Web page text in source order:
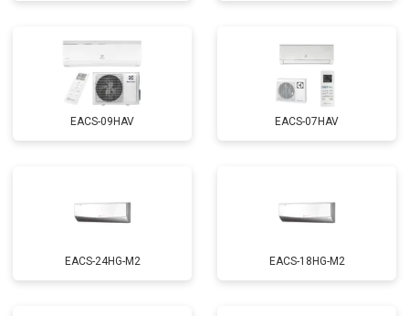
EACS-09HAV EACS-07HAV
EACS-24HG-M2 EACS-18HG-M2